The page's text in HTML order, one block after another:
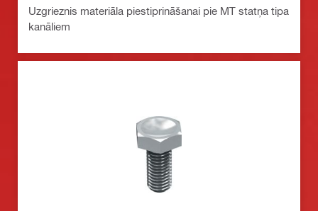
Uzgrieznis materiāla piestiprināšanai pie MT statņa tipa
kanāliem